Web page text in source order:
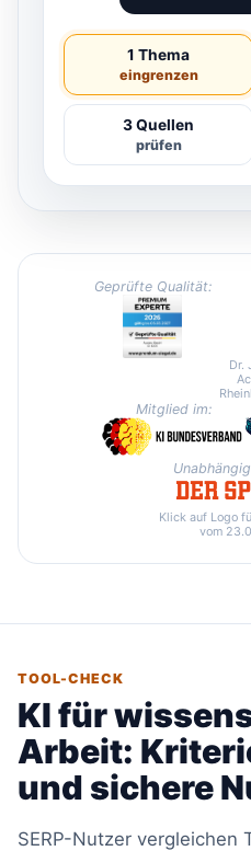
1 Thema
eingrenzen
3 Quellen
prüfen
Geprüfte Qualität:
Dr.
Mitglied im:
Klick auf Logo
vom
TOOL-CHECK
KI für
Arbeit:
und sichere
SERP-Nutzer vergleichen